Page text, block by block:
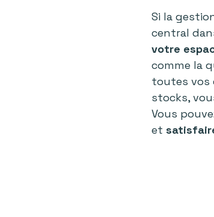
Si la
central
votre
comme la
toutes vos
stocks,
Vous
et